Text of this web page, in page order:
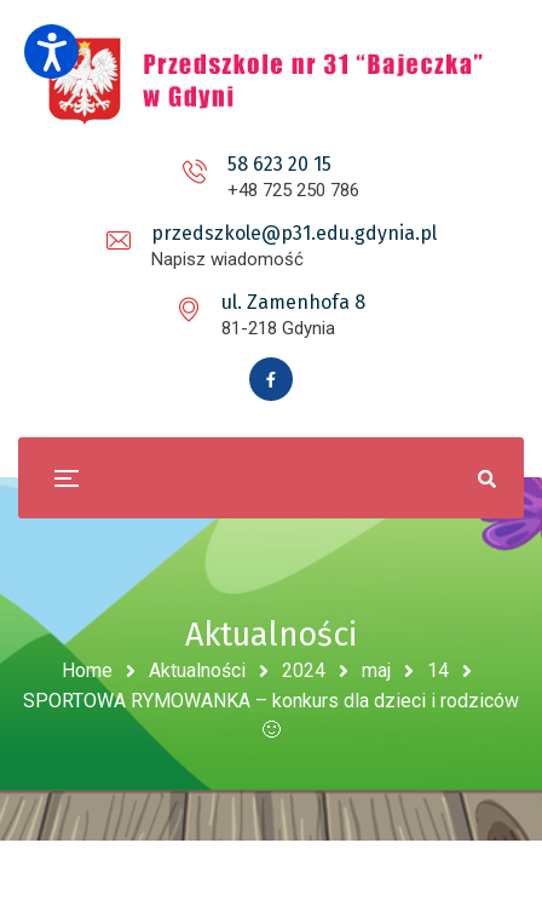
58 623 20 15
+48 725 250 786
przedszkole@p31.edu.gdynia.pl
Napisz wiadomość
ul. Zamenhofa 8
81-218 Gdynia
Aktualności
Home Aktualności 2024 maj
14
SPORTOWA RYMOWANKA – konkurs dla dzieci i rodziców
🙂